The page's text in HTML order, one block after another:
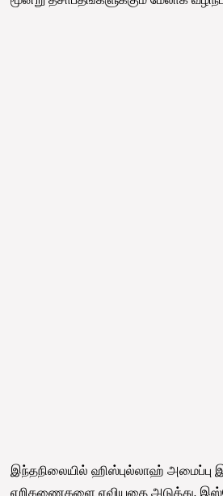
இந்தநிலையில் ஹிஸ்புல்லாஹ்
எறிகணைகளை ஏவியதை அடுத்து,